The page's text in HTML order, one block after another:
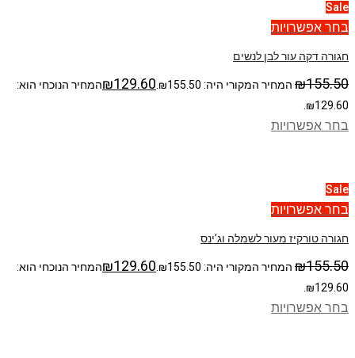
Sale
בחר אפשרויות
חגורה דקה עור לבן לנשים
₪155.50 המחיר המקורי היה: ₪155.50. ₪129.60
המחיר הנוכחי הוא:
₪129.60.
בחר אפשרויות
Sale
בחר אפשרויות
חגורה טורקיז מעור לשמלה וג’ינס
₪155.50 המחיר המקורי היה: ₪155.50. ₪129.60
המחיר הנוכחי הוא:
₪129.60.
בחר אפשרויות